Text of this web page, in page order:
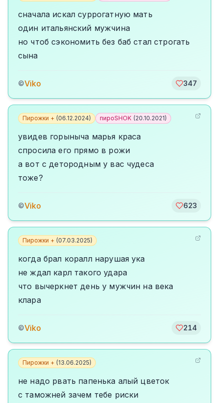
сначала искал суррогатную мать
один итальянский мужчина
но чтоб сэкономить без баб стал строгать
сына
©Viko 347
Пирожки + (06.12.2024) пироSHOK (20.10.2021)
увидев горыныча марья краса
спросила его прямо в рожи
а вот с детородным у вас чудеса
тоже?
©Viko 623
Пирожки + (07.03.2025)
когда брал коралл нарушая ука
не ждал карл такого удара
что вычеркнет день у мужчин на века
клара
©Viko 214
Пирожки + (13.06.2025)
не надо рвать папенька алый цветок
с таможней зачем тебе риски